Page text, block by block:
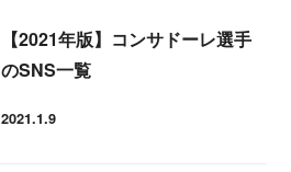
【2021年版】コンサドーレ選手
のSNS一覧
投稿日
2021.1.9